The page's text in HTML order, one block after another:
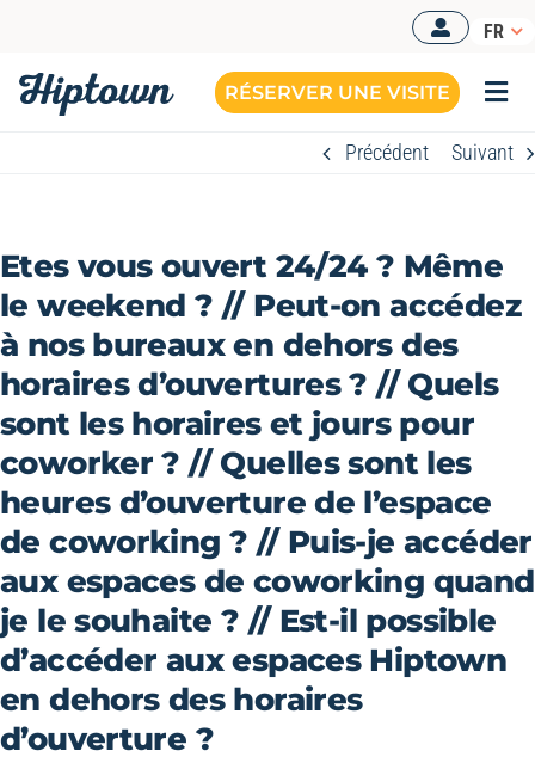
contenu
FR
RÉSERVER UNE VISITE
BUREAUX OPÉRÉS
NOS ESPACES
RESSOURCES
RÉSERVER UNE VISITE
Précédent Suivant
Etes vous ouvert 24/24 ? Même
le weekend ? // Peut-on accédez
à nos bureaux en dehors des
horaires d’ouvertures ? // Quels
sont les horaires et jours pour
coworker ? // Quelles sont les
heures d’ouverture de l’espace
de coworking ? // Puis-je accéder
aux espaces de coworking quand
je le souhaite ? // Est-il possible
d’accéder aux espaces Hiptown
en dehors des horaires
d’ouverture ?